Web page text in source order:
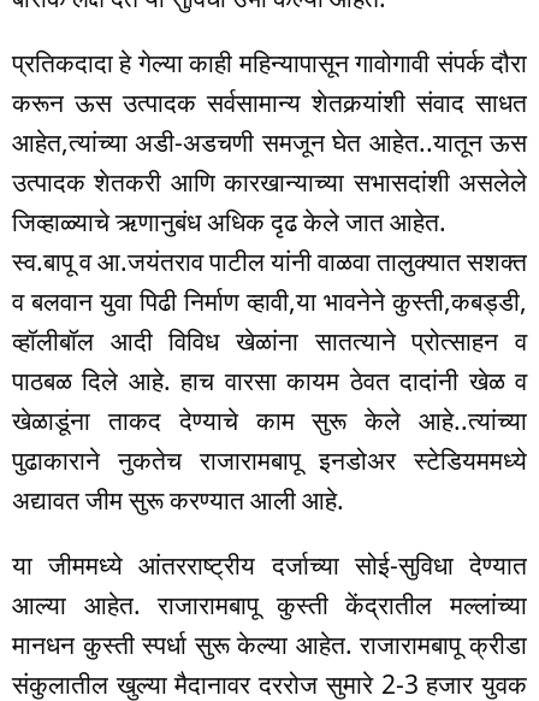
प्रतिकदादा हे गेल्या काही महिन्यापासून गावोगावी संपर्क दौरा
करून ऊस उत्पादक सर्वसामान्य शेतकर्‍यांशी संवाद साधत
आहेत,त्यांच्या अडी-अडचणी समजून घेत आहेत..यातून ऊस
उत्पादक शेतकरी आणि कारखान्याच्या सभासदांशी असलेले
जिव्हाळ्याचे ऋणानुबंध अधिक दृढ केले जात आहेत.
स्व.बापू व आ.जयंतराव पाटील यांनी वाळवा तालुक्यात सशक्त
व बलवान युवा पिढी निर्माण व्हावी,या भावनेने कुस्ती,कबड्डी,
व्हॉलीबॉल आदी विविध खेळांना सातत्याने प्रोत्साहन व
पाठबळ दिले आहे. हाच वारसा कायम ठेवत दादांनी खेळ व
खेळाडूंना ताकद देण्याचे काम सुरू केले आहे..त्यांच्या
पुढाकाराने नुकतेच राजारामबापू इनडोअर स्टेडियममध्ये
अद्यावत जीम सुरू करण्यात आली आहे.
या जीममध्ये आंतरराष्ट्रीय दर्जाच्या सोई-सुविधा देण्यात
आल्या आहेत. राजारामबापू कुस्ती केंद्रातील मल्लांच्या
मानधन कुस्ती स्पर्धा सुरू केल्या आहेत. राजारामबापू क्रीडा
संकुलातील खुल्या मैदानावर दररोज सुमारे 2-3 हजार युवक